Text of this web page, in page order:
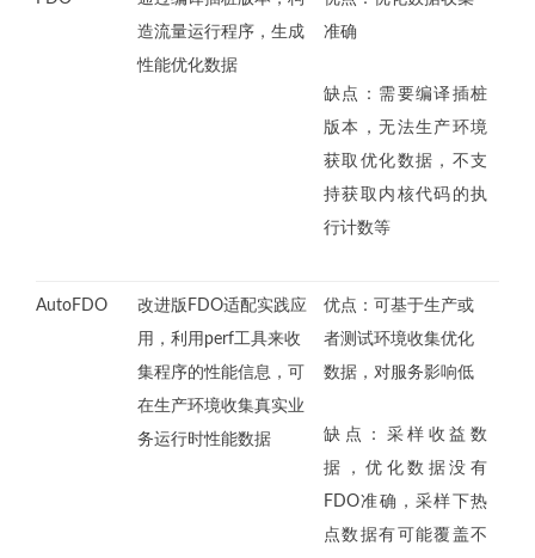
造流量运行程序，生成
性能优化数据
准确
缺点：需要编译插桩
版本，无法生产环境
获取优化数据，不支
持获取内核代码的执
行计数等
AutoFDO
改进版FDO适配实践应
用，利用perf工具来收
集程序的性能信息，可
在生产环境收集真实业
务运行时性能数据
优点：可基于生产或
者测试环境收集优化
数据，对服务影响低
缺点：采样收益数
据，优化数据没有
FDO准确，采样下热
点数据有可能覆盖不